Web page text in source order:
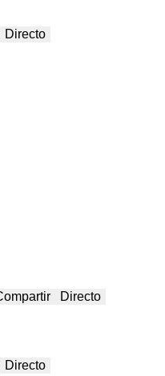
Directo
Directo
Directo